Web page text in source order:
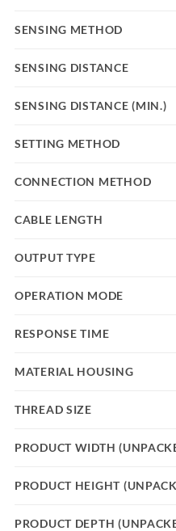
SENSING METHOD
SENSING DISTANCE
SENSING DISTANCE (MIN.)
SETTING METHOD
CONNECTION METHOD
CABLE LENGTH
OUTPUT TYPE
OPERATION MODE
RESPONSE TIME
MATERIAL HOUSING
THREAD SIZE
PRODUCT WIDTH
PRODUCT HEIGHT
PRODUCT DEPTH